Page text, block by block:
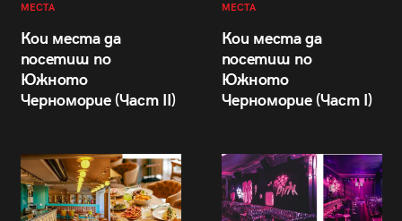
МЕСТА
Кои места да
посетиш по
Южното
Черноморие (Част II)
МЕСТА
Кои места да
посетиш по
Южното
Черноморие (Част I)